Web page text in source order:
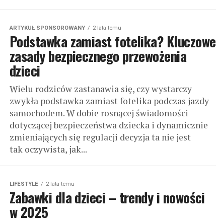
ARTYKUŁ SPONSOROWANY 2 lata temu
Podstawka zamiast fotelika? Kluczowe
zasady bezpiecznego przewożenia
dzieci
Wielu rodziców zastanawia się, czy wystarczy
zwykła podstawka zamiast fotelika podczas jazdy
samochodem. W dobie rosnącej świadomości
dotyczącej bezpieczeństwa dziecka i dynamicznie
zmieniających się regulacji decyzja ta nie jest
tak oczywista, jak...
LIFESTYLE 2 lata temu
Zabawki dla dzieci – trendy i nowości
w 2025